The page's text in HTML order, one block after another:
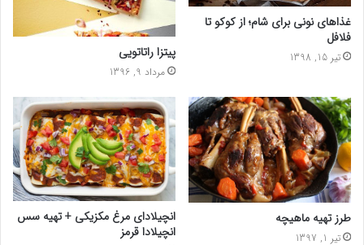
غذا‌های نونی برای شام؛ از کوکو تا
فلافل
تیر 15, 1398 پیتزا راتاتویی
مرداد 9, 1396
طرز تهیه ماهیچه
تیر 1, 1397
انچیلادای مرغ مکزیکی + تهیه سس
انچیلادا قرمز